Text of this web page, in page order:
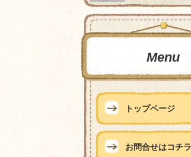
Menu
トップページ
お問合せはコチラ